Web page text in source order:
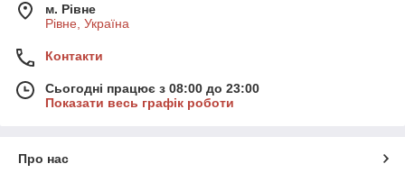
м. Рівне
Рівне, Україна
Контакти
Сьогодні працює з 08:00 до 23:00
Показати весь графік роботи
Про нас